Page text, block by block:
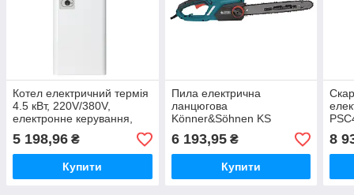
Котел електричний термія
4.5 кВт, 220V/380V,
електронне керування,
без насоса
5 198,96 ₴
Купити
Пила електрична
ланцюгова
Könner&Söhnen KS
CS2400-18
6 193,95₴
Купити
8